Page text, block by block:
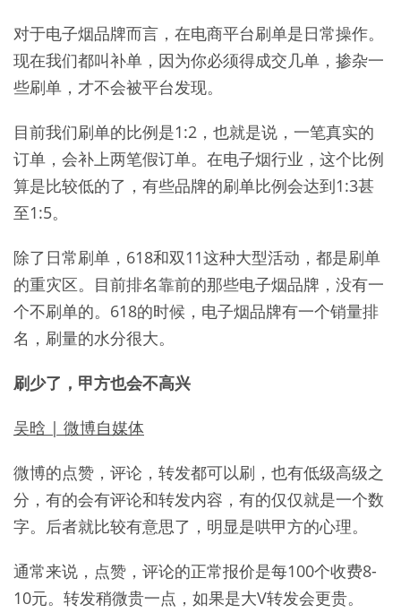
对于电子烟品牌而言，在电商平台刷单是日常操作。
现在我们都叫补单，因为你必须得成交几单，掺杂一
些刷单，才不会被平台发现。
目前我们刷单的比例是1:2，也就是说，一笔真实的
订单，会补上两笔假订单。在电子烟行业，这个比例
算是比较低的了，有些品牌的刷单比例会达到1:3甚
至1:5。
除了日常刷单，618和双11这种大型活动，都是刷单
的重灾区。目前排名靠前的那些电子烟品牌，没有一
个不刷单的。618的时候，电子烟品牌有一个销量排
名，刷量的水分很大。
刷少了，甲方也会不高兴
吴晗 | 微博自媒体
微博的点赞，评论，转发都可以刷，也有低级高级之
分，有的会有评论和转发内容，有的仅仅就是一个数
字。后者就比较有意思了，明显是哄甲方的心理。
通常来说，点赞，评论的正常报价是每100个收费8-
10元。转发稍微贵一点，如果是大V转发会更贵。